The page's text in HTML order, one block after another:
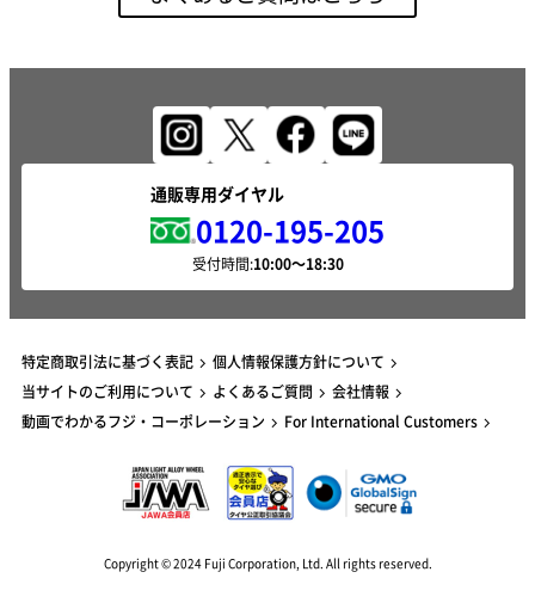
通販専用ダイヤル
0120-195-205
受付時間:
特定商取引法に基づく表記
個人情報保護方針について
当サイトのご利用について
よくあるご質問
会社情報
動画でわかるフジ・コーポレーション
For International Customers
Copyright © 2024 Fuji Corporation, Ltd. All rights reserved.